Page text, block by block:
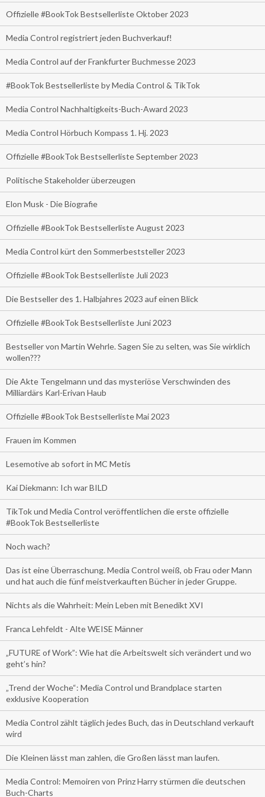
Offizielle #BookTok Bestsellerliste Oktober 2023
Media Control registriert jeden Buchverkauf!
Media Control auf der Frankfurter Buchmesse 2023
#BookTok Bestsellerliste by Media Control & TikTok
Media Control Nachhaltigkeits-Buch-Award 2023
Media Control Hörbuch Kompass 1. Hj. 2023
Offizielle #BookTok Bestsellerliste September 2023
Politische Stakeholder überzeugen
Elon Musk - Die Biografie
Offizielle #BookTok Bestsellerliste August 2023
Media Control kürt den Sommerbeststeller 2023
Offizielle #BookTok Bestsellerliste Juli 2023
Die Bestseller des 1. Halbjahres 2023 auf einen Blick
Offizielle #BookTok Bestsellerliste Juni 2023
Bestseller von Martin Wehrle. Sagen Sie zu selten, was Sie wirklich
wollen???
Die Akte Tengelmann und das mysteriöse Verschwinden des
Milliardärs Karl-Erivan Haub
Offizielle #BookTok Bestsellerliste Mai 2023
Frauen im Kommen
Lesemotive ab sofort in MC Metis
Kai Diekmann: Ich war BILD
TikTok und Media Control veröffentlichen die erste offizielle
#BookTok Bestsellerliste
Noch wach?
Das ist eine Überraschung. Media Control weiß, ob Frau oder Mann
und hat auch die fünf meistverkauften Bücher in jeder Gruppe.
Nichts als die Wahrheit: Mein Leben mit Benedikt XVI
Franca Lehfeldt - Alte WEISE Männer
„FUTURE of Work”: Wie hat die Arbeitswelt sich verändert und wo
geht’s hin?
„Trend der Woche“: Media Control und Brandplace starten
exklusive Kooperation
Media Control zählt täglich jedes Buch, das in Deutschland verkauft
wird
Die Kleinen lässt man zahlen, die Großen lässt man laufen.
Media Control: Memoiren von Prinz Harry stürmen die deutschen
Buch-Charts